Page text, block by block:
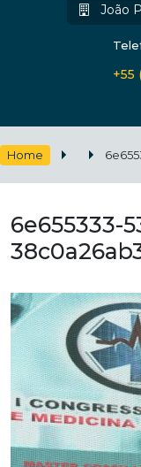
João
+55
Home
6e655333-